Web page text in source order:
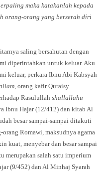
maka katakanlah kepada
orang-orang yang berserah diri
saling bersahutan dengan
diperintahkan untuk keluar. Aku
keluar, perkara Ibnu Abi Kabsyah
orang kafir Quraisy
Rasulullah shallallahu
Ibnu Hajar (12/412) dan kitab Al
besar sampai-sampai ditakuti
Romawi, maksudnya agama
kuat, menyebar dan besar sampai
merupakan salah satu imperium
(9/452) dan Al Minhaj Syarah